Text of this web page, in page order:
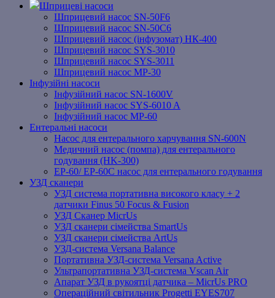
Шприцеві насоси
Шприцевий насос SN-50F6
Шприцевий насос SN-50C6
Шприцевий насос (інфузомат) НК-400
Шприцевий насос SYS-3010
Шприцевий насос SYS-3011
Шприцевий насос MP-30
Інфузійні насоси
Інфузійний насос SN-1600V
Інфузійний насос SYS-6010 A
Інфузійний насос MP-60
Ентеральні насоси
Насос для ентерального харчування SN-600N
Медичний насос (помпа) для ентерального
годування (HK-300)
EP-60/ EP-60C насос для ентерального годування
УЗД сканери
УЗД система портативна високого класу + 2
датчики Finus 50 Focus & Fusion
УЗД Сканер MicrUs
УЗД сканери сімейства SmartUs
УЗД сканери сімейства ArtUs
УЗД-система Versana Balance
Портативна УЗД-система Versana Active
Ультрапортативна УЗД-система Vscan Air
Апарат УЗД в рукоятці датчика – MicrUs PRO
Операційний світильник Progetti EYES707